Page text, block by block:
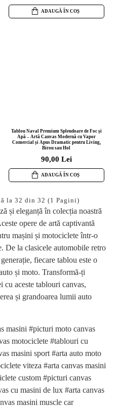
și eleganță în colecția noastră
opere de artă captivantă
mașini și motociclete într-o
De la clasicele automobile retro
fiecare tablou este o
și moto. Transformă-ți
cu aceste tablouri canvas,
și grandoarea lumii auto
masini #picturi moto canvas
motociclete #tablouri cu
masini sport #arta auto moto
viteza #arta canvas masini
custom #picturi canvas
cu masini de lux #arta canvas
masini muscle car
ADAUGĂ ÎN COȘ
Tablou Naval Premium Splendoare de Foc și
Apă – Artă Canvas Modernă cu Vapor
Comercial și Apus Dramatic pentru Living,
Birou sau Hol
90,00 Lei
ADAUGĂ ÎN COȘ
la 32 din 32 (1 Pagini)